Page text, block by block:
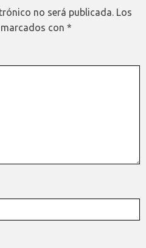
no será publicada. Los
con *